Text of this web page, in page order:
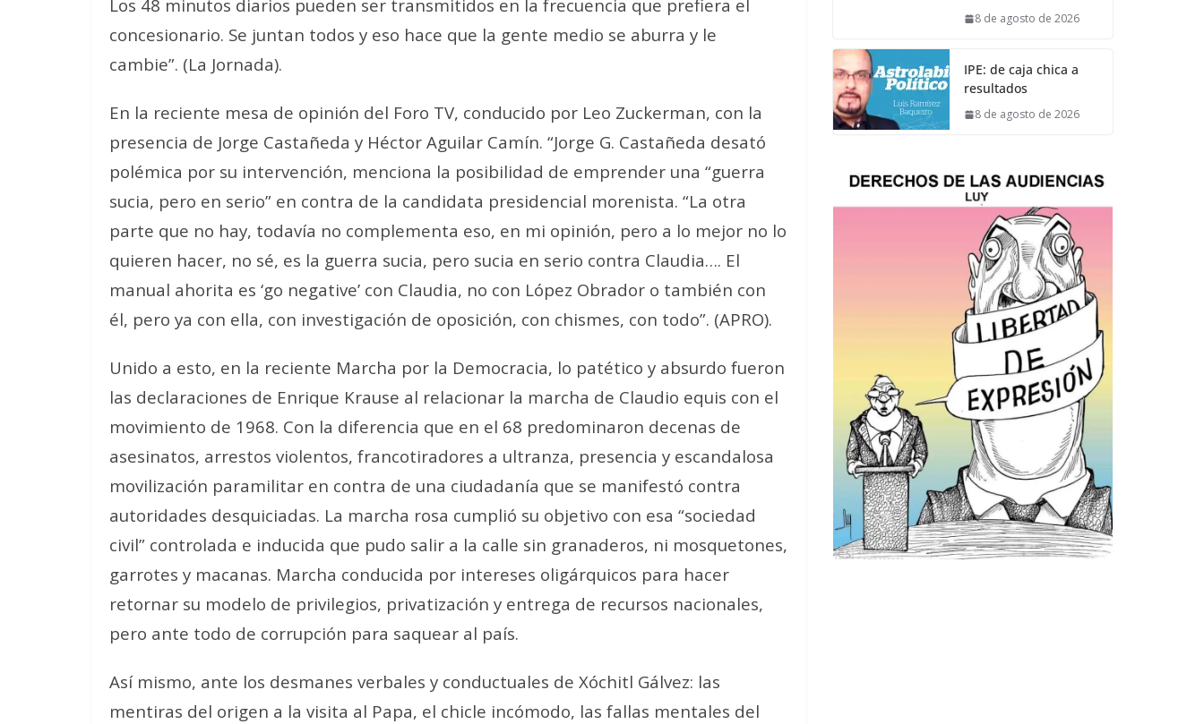
Los 48 minutos diarios pueden ser transmitidos en la frecuencia que prefiera el
concesionario. Se juntan todos y eso hace que la gente medio se aburra y le
cambie”. (La Jornada).
En la reciente mesa de opinión del Foro TV, conducido por Leo Zuckerman, con la
presencia de Jorge Castañeda y Héctor Aguilar Camín. “Jorge G. Castañeda desató
polémica por su intervención, menciona la posibilidad de emprender una “guerra
sucia, pero en serio” en contra de la candidata presidencial morenista. “La otra
parte que no hay, todavía no complementa eso, en mi opinión, pero a lo mejor no lo
quieren hacer, no sé, es la guerra sucia, pero sucia en serio contra Claudia…. El
manual ahorita es ‘go negative’ con Claudia, no con López Obrador o también con
él, pero ya con ella, con investigación de oposición, con chismes, con todo”. (APRO).
Unido a esto, en la reciente Marcha por la Democracia, lo patético y absurdo fueron
las declaraciones de Enrique Krause al relacionar la marcha de Claudio equis con el
movimiento de 1968. Con la diferencia que en el 68 predominaron decenas de
asesinatos, arrestos violentos, francotiradores a ultranza, presencia y escandalosa
movilización paramilitar en contra de una ciudadanía que se manifestó contra
autoridades desquiciadas. La marcha rosa cumplió su objetivo con esa “sociedad
civil” controlada e inducida que pudo salir a la calle sin granaderos, ni mosquetones,
garrotes y macanas. Marcha conducida por intereses oligárquicos para hacer
retornar su modelo de privilegios, privatización y entrega de recursos nacionales,
pero ante todo de corrupción para saquear al país.
Así mismo, ante los desmanes verbales y conductuales de Xóchitl Gálvez: las
mentiras del origen a la visita al Papa, el chicle incómodo, las fallas mentales del
8 de agosto de 2026
IPE: de caja chica a
resultados
8 de agosto de 2026